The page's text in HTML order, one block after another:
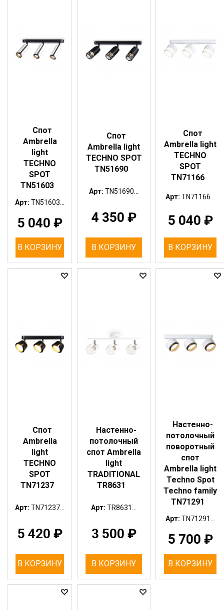
Спот
Ambrella
light
TECHNO
SPOT
TN51603
Арт: TN51603...
5 040 ₽
В КОРЗИНУ
Спот
Ambrella light
TECHNO SPOT
TN51690
Арт: TN51690...
4 350 ₽
В КОРЗИНУ
Спот
Ambrella light
TECHNO
SPOT
TN71166
Арт: TN71166...
5 040 ₽
В КОРЗИНУ
Спот
Ambrella
light
TECHNO
SPOT
TN71237
Арт: TN71237...
5 420 ₽
В КОРЗИНУ
Настенно-
потолочный
спот Ambrella
light
TRADITIONAL
TR8631
Арт: TR8631...
3 500 ₽
В КОРЗИНУ
Настенно-
потолочный
поворотный
спот
Ambrella light
Techno Spot
Techno family
TN71291
Арт: TN71291...
5 700 ₽
В КОРЗИНУ